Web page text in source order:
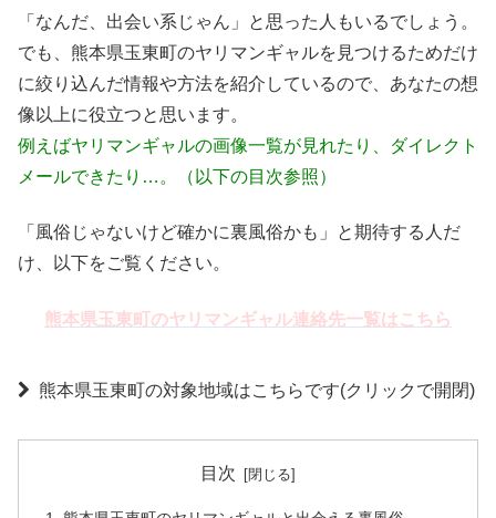
「なんだ、出会い系じゃん」と思った人もいるでしょう。
でも、熊本県玉東町のヤリマンギャルを見つけるためだけ
に絞り込んだ情報や方法を紹介しているので、あなたの想
像以上に役立つと思います。
例えばヤリマンギャルの画像一覧が見れたり、ダイレクト
メールできたり…。（以下の目次参照）
「風俗じゃないけど確かに裏風俗かも」と期待する人だ
け、以下をご覧ください。
熊本県玉東町のヤリマンギャル連絡先一覧はこちら
熊本県玉東町の対象地域はこちらです(クリックで開閉)
目次